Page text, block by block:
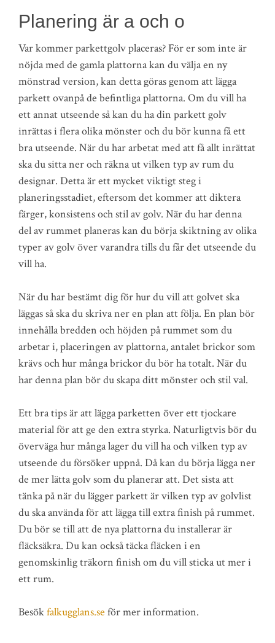
Planering är a och o
Var kommer parkettgolv placeras? För er som inte är
nöjda med de gamla plattorna kan du välja en ny
mönstrad version, kan detta göras genom att lägga
parkett ovanpå de befintliga plattorna. Om du vill ha
ett annat utseende så kan du ha din parkett golv
inrättas i flera olika mönster och du bör kunna få ett
bra utseende. När du har arbetat med att få allt inrättat
ska du sitta ner och räkna ut vilken typ av rum du
designar. Detta är ett mycket viktigt steg i
planeringsstadiet, eftersom det kommer att diktera
färger, konsistens och stil av golv. När du har denna
del av rummet planeras kan du börja skiktning av olika
typer av golv över varandra tills du får det utseende du
vill ha.
När du har bestämt dig för hur du vill att golvet ska
läggas så ska du skriva ner en plan att följa. En plan bör
innehålla bredden och höjden på rummet som du
arbetar i, placeringen av plattorna, antalet brickor som
krävs och hur många brickor du bör ha totalt. När du
har denna plan bör du skapa ditt mönster och stil val.
Ett bra tips är att lägga parketten över ett tjockare
material för att ge den extra styrka. Naturligtvis bör du
överväga hur många lager du vill ha och vilken typ av
utseende du försöker uppnå. Då kan du börja lägga ner
de mer lätta golv som du planerar att. Det sista att
tänka på när du lägger parkett är vilken typ av golvlist
du ska använda för att lägga till extra finish på rummet.
Du bör se till att de nya plattorna du installerar är
fläcksäkra. Du kan också täcka fläcken i en
genomskinlig träkorn finish om du vill sticka ut mer i
ett rum.
Besökfalkugglans.se för mer information.